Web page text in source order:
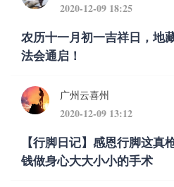
2020-12-09 18:25
农历十一月初一吉祥日，地
法会通启！
广州云喜州
2020-12-09 13:12
【行脚日记】感恩行脚这
钱做身心大大小小的手术